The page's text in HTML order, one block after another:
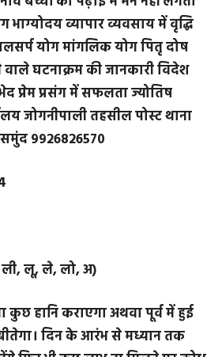
ज्योतिषाचार्य एम ए संस्कृत
भवन में वास्तु दोष निवारण
बच्चों को पढ़ाई में मन नहीं लगता
भाग्योदय व्यापार व्यवसाय में वृद्धि
योग मांगलिक योग पितृ दोष
वाले घटनाक्रम की जानकारी विदेश
प्रेम प्रसंग में सफलता ज्योतिष
जोगनीपाली तहसील पोस्ट थाना
लू, ले, लो, अ)